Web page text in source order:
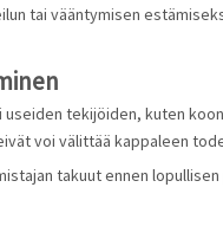
tai vääntymisen
tekijöiden, kuten
voi välittää kappaleen
takuut ennen